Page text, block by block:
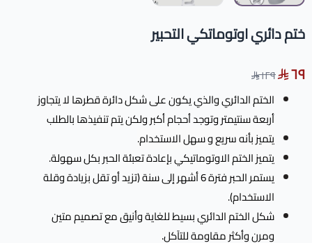
ختم دائري اوتوماتكي التحبير
٦٩
١٢٩
الختم الدائري والذي يكون على شكل دائرة قطرها لا يتجاوز
أربعة سنتيمتر وتوجد أحجام أكبر ولكن يتم تنفيذها بالطلب
يتميز بأنه سريع و سهل الاستخدام.
يتميز الختم الاوتوماتيكي بإعادة تعبئة الحبر بكل سهولة.
يستمر الحبر فترة 6 أشهر إلى سنة (تزيد أو تقل بزيادة وقلة
الاستخدام).
شكل الختم الدائري بسيط للغاية وأنيق مع تصميم متين
ومرن وأكثر مقاومة للتآكل.